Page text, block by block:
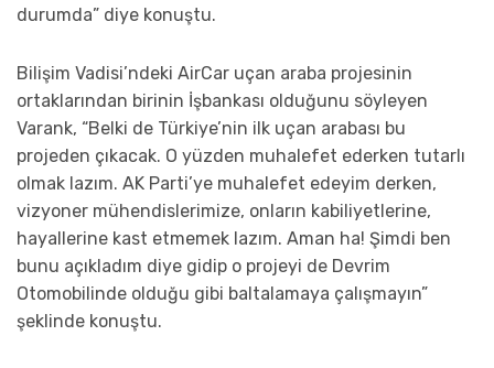
durumda” diye konuştu.
Bilişim Vadisi’ndeki AirCar uçan araba projesinin
ortaklarından birinin İşbankası olduğunu söyleyen
Varank, “Belki de Türkiye’nin ilk uçan arabası bu
projeden çıkacak. O yüzden muhalefet ederken tutarlı
olmak lazım. AK Parti’ye muhalefet edeyim derken,
vizyoner mühendislerimize, onların kabiliyetlerine,
hayallerine kast etmemek lazım. Aman ha! Şimdi ben
bunu açıkladım diye gidip o projeyi de Devrim
Otomobilinde olduğu gibi baltalamaya çalışmayın”
şeklinde konuştu.